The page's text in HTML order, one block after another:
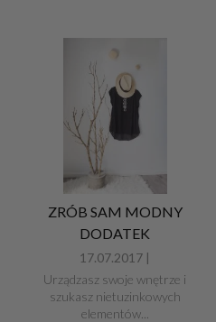
ZRÓB SAM MODNY
DODATEK
17.07.2017 |
Urządzasz swoje wnętrze i
szukasz nietuzinkowych
elementów...